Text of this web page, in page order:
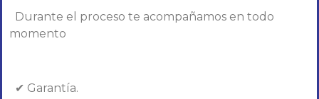
Durante el proceso te acompañamos en todo
momento
✔ Garantía.